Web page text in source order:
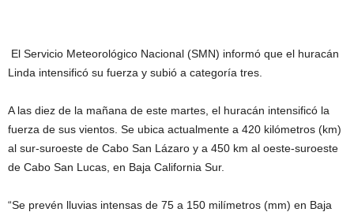
El Servicio Meteorológico Nacional (SMN) informó que el huracán
Linda intensificó su fuerza y subió a categoría tres.
A las diez de la mañana de este martes, el huracán intensificó la
fuerza de sus vientos. Se ubica actualmente a 420 kilómetros (km)
al sur-suroeste de Cabo San Lázaro y a 450 km al oeste-suroeste
de Cabo San Lucas, en Baja California Sur.
“Se prevén lluvias intensas de 75 a 150 milímetros (mm) en Baja